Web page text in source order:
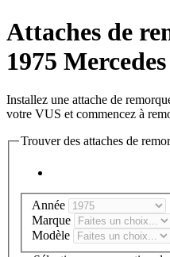
Attaches de
1975
Installez une attache de
votre VUS et commencez à
Trouver des attaches de
Année
Marque
Modèle